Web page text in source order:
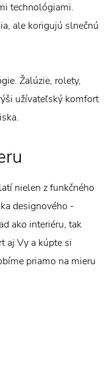
technológiami.
ale korigujú slnečnú
Žalúzie, rolety,
užívateľský komfort
nielen z funkčného
designového -
ako interiéru, tak
aj Vy a kúpte si
priamo na mieru